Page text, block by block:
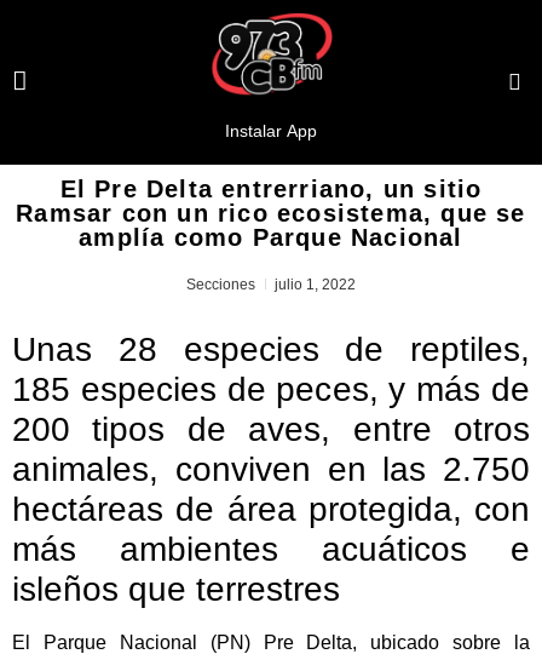
El Pre Delta entrerriano, un sitio
Ramsar con un rico ecosistema, que se
amplía como Parque Nacional
Secciones julio 1, 2022
Unas 28 especies de reptiles,
185 especies de peces, y más de
200 tipos de aves, entre otros
animales, conviven en las 2.750
hectáreas de área protegida, con
más ambientes acuáticos e
isleños que terrestres
El Parque Nacional (PN) Pre Delta, ubicado sobre la